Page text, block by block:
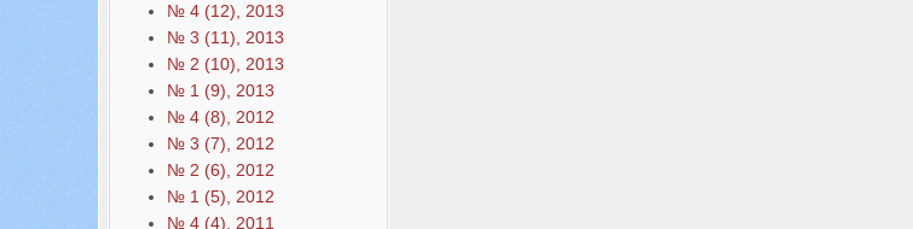
№ 4 (12), 2013
№ 3 (11), 2013
№ 2 (10), 2013
№ 1 (9), 2013
№ 4 (8), 2012
№ 3 (7), 2012
№ 2 (6), 2012
№ 1 (5), 2012
№ 4 (4), 2011